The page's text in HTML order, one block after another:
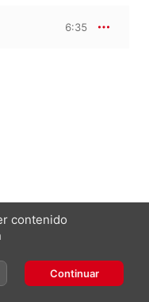
6:35
contenido
Continuar